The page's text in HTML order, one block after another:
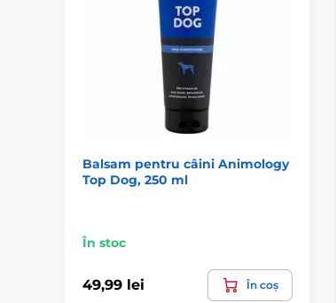
Balsam pentru câini Animology
Top Dog, 250 ml
În stoc
49,99 lei În coș